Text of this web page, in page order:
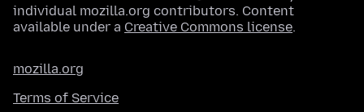
individual mozilla.org contributors. Content
available under a Creative Commons license.
mozilla.org
Terms of Service